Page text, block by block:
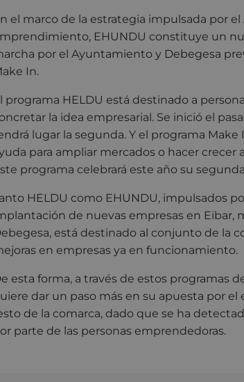
el marco de la estrategia impulsada por
EHUNDU constituye un
por el Ayuntamiento y Debegesa
In.
programa HELDU está destinado a
la idea empresarial. Se inició el
lugar la segunda. Y el programa
para ampliar mercados o hacer
programa celebrará este año su
HELDU como EHUNDU, impulsados
de nuevas empresas en Eibar,
está destinado al conjunto de la
en empresas ya en funcionamiento.
esta forma, a través de estos
dar un paso más en su apuesta por
de la comarca, dado que se ha
parte de las personas emprendedoras.